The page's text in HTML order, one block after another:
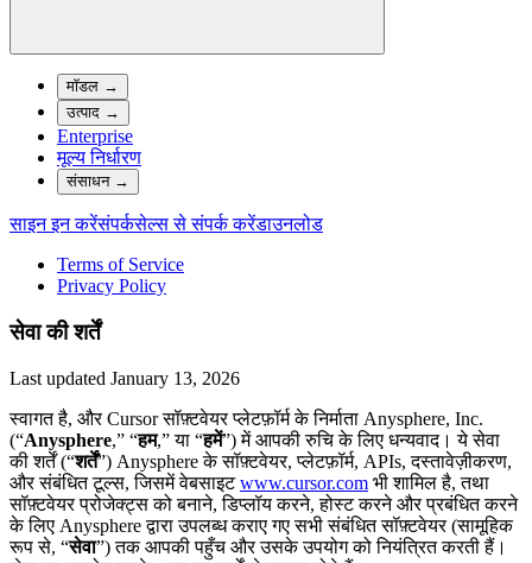
मॉडल →
उत्पाद →
Enterprise
मूल्य निर्धारण
संसाधन→
साइन इन करेंसंपर्कसेल्स से संपर्क करेंडाउनलोड
Terms of Service
Privacy Policy
सेवा की शर्तें
Last updated January 13, 2026
स्वागत है, और Cursor सॉफ़्टवेयर प्लेटफ़ॉर्म के निर्माता Anysphere, Inc.
(“Anysphere,” “हम,” या “हमें”) में आपकी रुचि के लिए धन्यवाद। ये सेवा
की शर्तें (“शर्तें”) Anysphere के सॉफ़्टवेयर, प्लेटफ़ॉर्म, APIs, दस्तावेज़ीकरण,
और संबंधित टूल्स, जिसमें वेबसाइटwww.cursor.com भी शामिल है, तथा
सॉफ़्टवेयर प्रोजेक्ट्स को बनाने, डिप्लॉय करने, होस्ट करने और प्रबंधित करने
के लिए Anysphere द्वारा उपलब्ध कराए गए सभी संबंधित सॉफ़्टवेयर (सामूहिक
रूप से, “सेवा”) तक आपकी पहुँच और उसके उपयोग को नियंत्रित करती हैं।